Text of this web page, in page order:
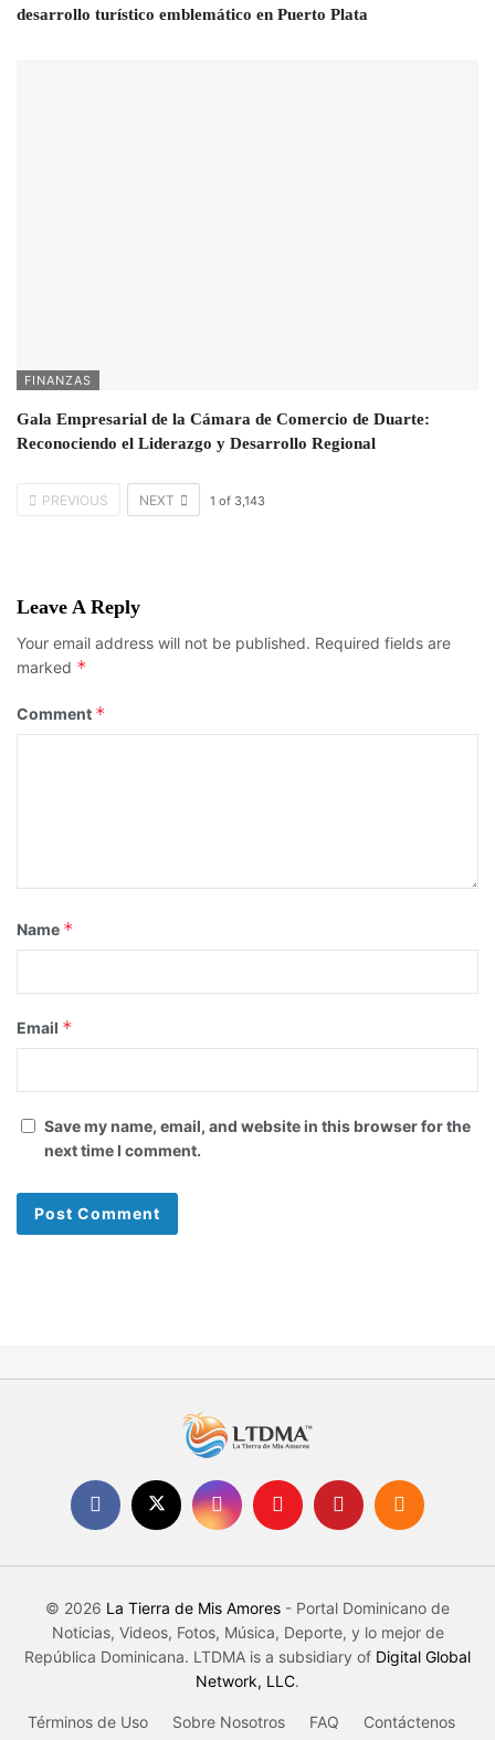
desarrollo turístico emblemático en Puerto Plata
FINANZAS
Gala Empresarial de la Cámara de Comercio de Duarte:
Reconociendo el Liderazgo y Desarrollo Regional
PREVIOUS NEXT 1 of 3,143
Leave A Reply
Your email address will not be published. Required fields are
marked *
Comment *
Name *
Email *
Save my name, email, and website in this browser for the
next time I comment.
© 2026 La Tierra de Mis Amores - Portal Dominicano de
Noticias, Videos, Fotos, Música, Deporte, y lo mejor de
República Dominicana. LTDMA is a subsidiary of Digital Global
Network, LLC.
Términos de Uso Sobre Nosotros FAQ Contáctenos